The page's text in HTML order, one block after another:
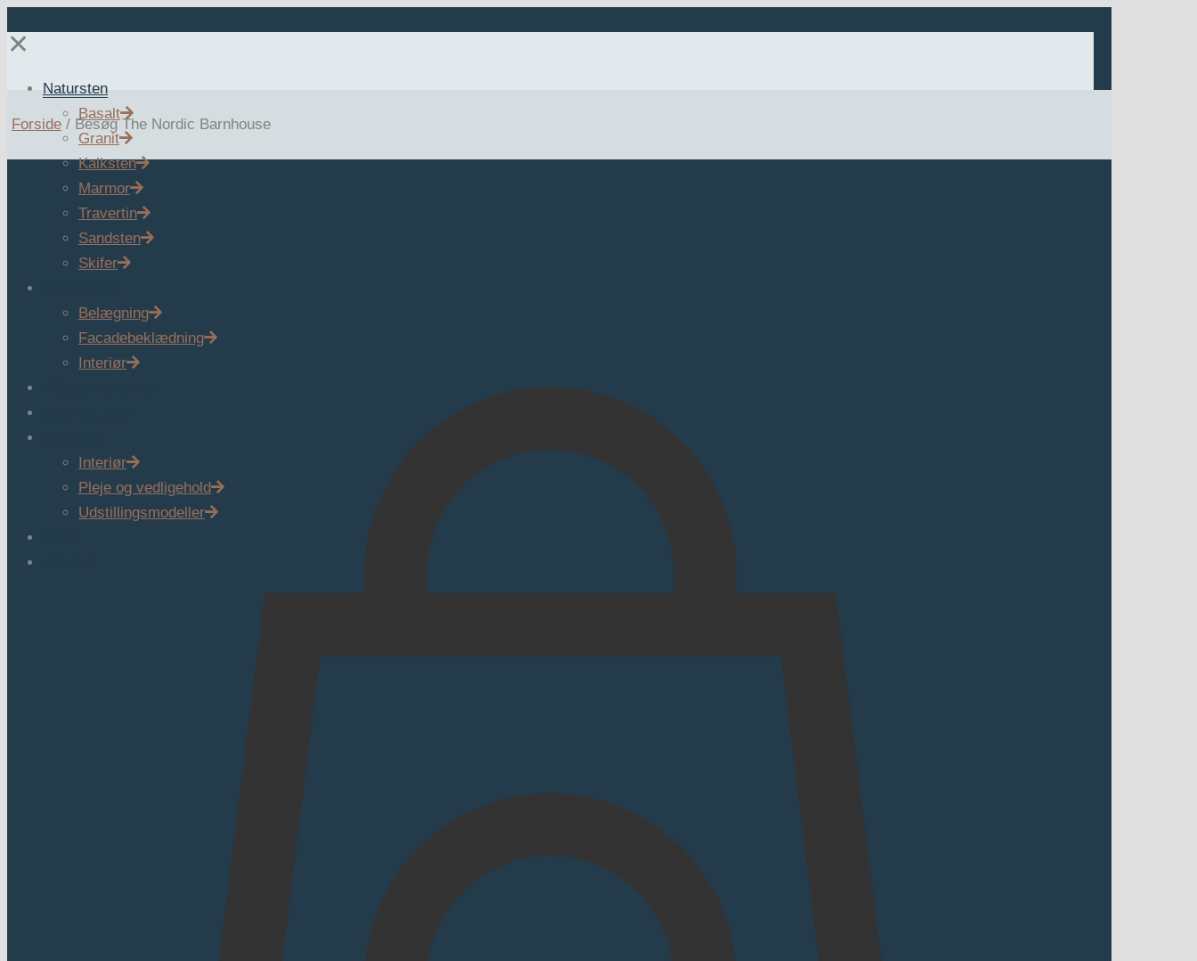
✕
Natursten
Basalt
Granit
Kalksten
Marmor
Travertin
Sandsten
Skifer
Belægning
Facadebeklædning
Interiør
Interiør
Pleje og vedligehold
Udstillingsmodeller
Forside / Besøg The Nordic Barnhouse